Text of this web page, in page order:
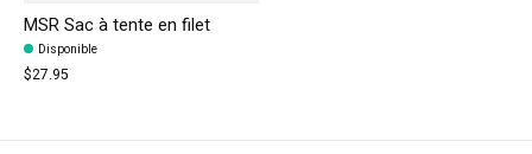
MSR Sac à tente en filet
Disponible
$27.95